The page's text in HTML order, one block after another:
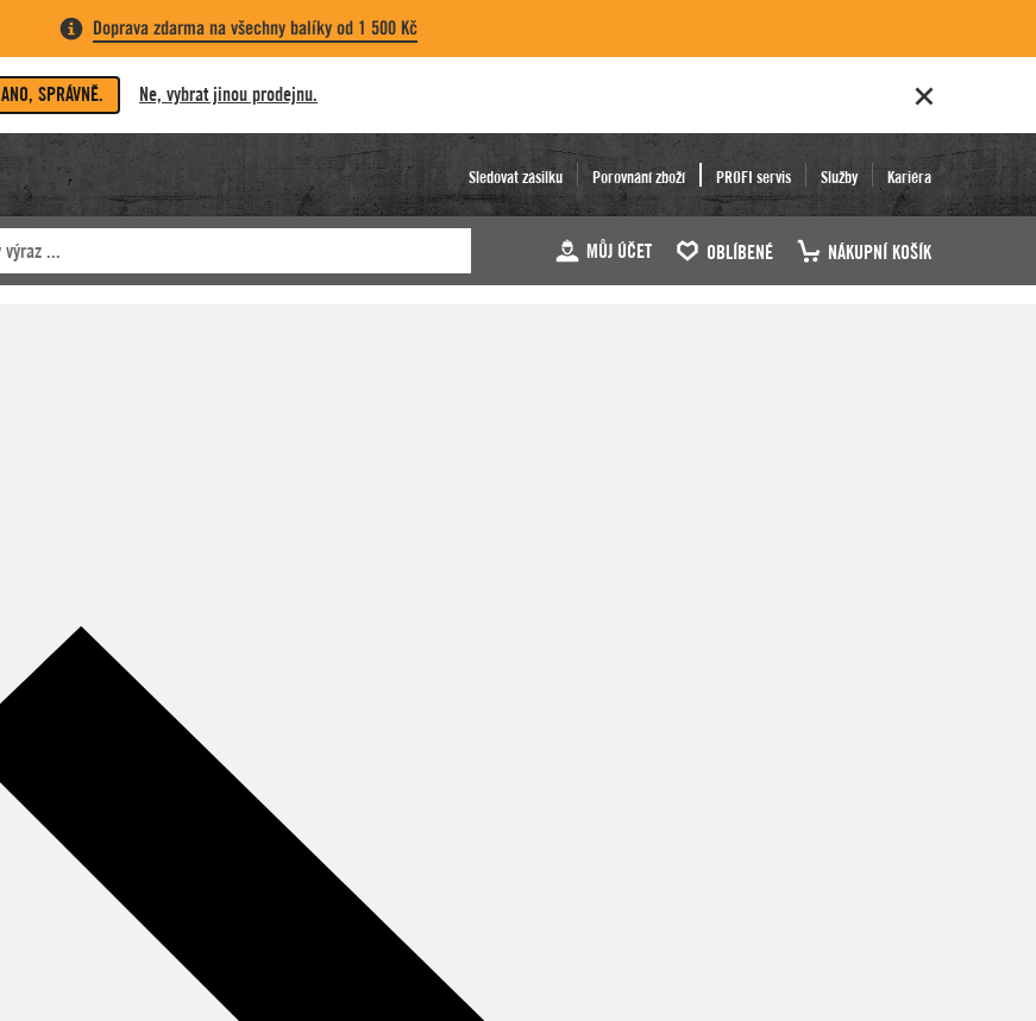
Doprava zdarma na všechny balíky od 1 500 Kč
ANO, SPRÁVNĚ. Ne, vybrat jinou prodejnu.
Sledovat zásilku Porovnání zboží PROFI servis Služby Kariéra
MŮJ ÚČET OBLÍBENÉ NÁKUPNÍ KOŠÍK